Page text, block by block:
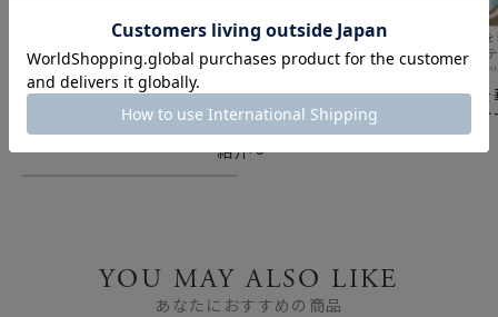
シリーズ別から選ぶ「ウ
ェッジウッド」の美しい
世界
憧れのイギリス ブラン
ド食器 「英国フェア」
～おすすめブランドのご
紹介～
春の食卓
おすすめ
YOU MAY ALSO LIKE
あなたにおすすめの商品